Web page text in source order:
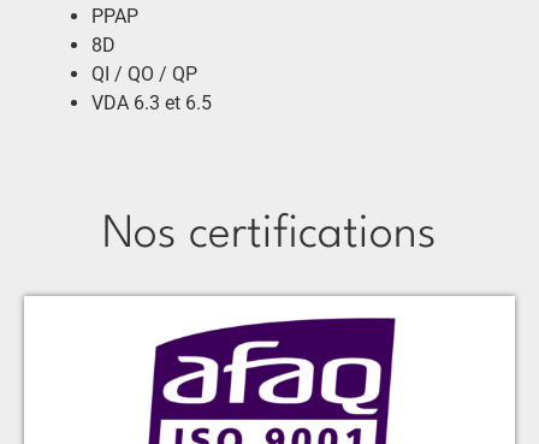
PPAP
8D
QI / QO / QP
VDA 6.3 et 6.5
Nos certifications